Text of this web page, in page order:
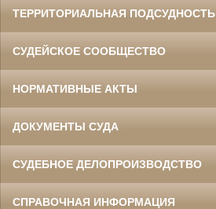
ТЕРРИТОРИАЛЬНАЯ ПОДСУДНОСТЬ
СУДЕЙСКОЕ СООБЩЕСТВО
НОРМАТИВНЫЕ АКТЫ
ДОКУМЕНТЫ СУДА
СУДЕБНОЕ ДЕЛОПРОИЗВОДСТВО
СПРАВОЧНАЯ ИНФОРМАЦИЯ